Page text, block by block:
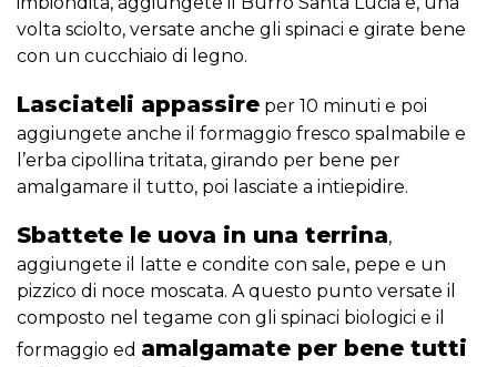
volta sciolto, versate anche gli spinaci e girate bene
con un cucchiaio di legno.
Lasciateli appassire per 10 minuti e poi
aggiungete anche il formaggio fresco spalmabile e
l’erba cipollina tritata, girando per bene per
amalgamare il tutto, poi lasciate a intiepidire.
Sbattete le uova in una terrina,
aggiungete il latte e condite con sale, pepe e un
pizzico di noce moscata. A questo punto versate il
composto nel tegame con gli spinaci biologici e il
formaggio ed amalgamate per bene tutti